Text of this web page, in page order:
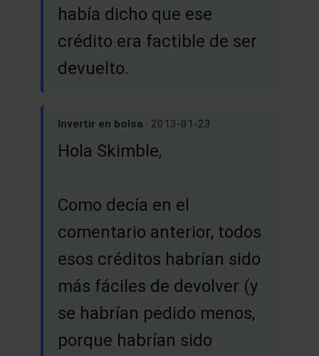
había dicho que ese
crédito era factible de ser
devuelto.
Invertir en bolsa · 2013-01-23
Hola Skimble,
Como decía en el
comentario anterior, todos
esos créditos habrían sido
más fáciles de devolver (y
se habrían pedido menos,
porque habrían sido